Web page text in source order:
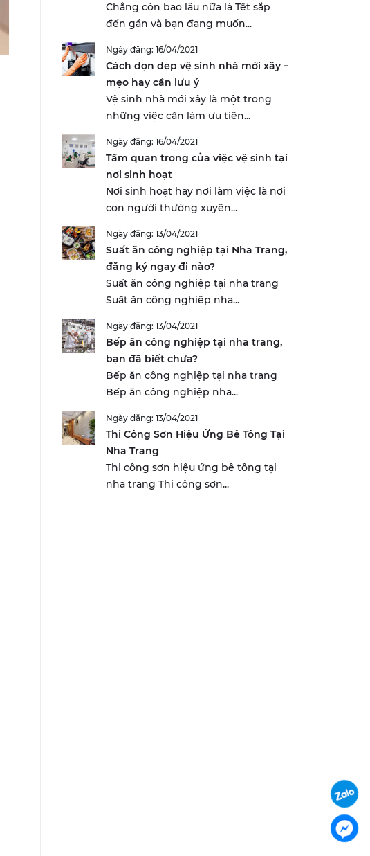
Chẳng còn bao lâu nữa là Tết sắp
đến gần và bạn đang muốn...
Ngày đăng: 16/04/2021
Cách dọn dẹp vệ sinh nhà mới xây –
mẹo hay cần lưu ý
Vệ sinh nhà mới xây là một trong
những việc cần làm ưu tiên...
Ngày đăng: 16/04/2021
Tầm quan trọng của việc vệ sinh tại
nơi sinh hoạt
Nơi sinh hoạt hay nơi làm việc là nơi
con người thường xuyên...
Ngày đăng: 13/04/2021
Suất ăn công nghiệp tại Nha Trang,
đăng ký ngay đi nào?
Suất ăn công nghiệp tại nha trang
Suất ăn công nghiệp nha...
Ngày đăng: 13/04/2021
Bếp ăn công nghiệp tại nha trang,
bạn đã biết chưa?
Bếp ăn công nghiệp tại nha trang
Bếp ăn công nghiệp nha...
Ngày đăng: 13/04/2021
Thi Công Sơn Hiệu Ứng Bê Tông Tại
Nha Trang
Thi công sơn hiệu ứng bê tông tại
nha trang Thi công sơn...